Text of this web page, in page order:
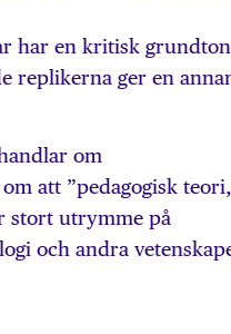
har en kritisk
replikerna ger en
om
att ”pedagogisk teori,
stort utrymme på
och andra